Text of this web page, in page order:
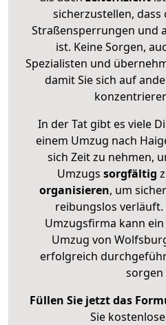
sicherzustellen, dass
Straßensperrungen und
ist. Keine Sorgen,
Spezialisten und
damit Sie sich auf
In der Tat gibt es viele
einem Umzug nach
sich Zeit zu nehmen,
Umzugs sorgfältig
organisieren, um
reibungslos
Umzugsfirma kann
Umzug von
erfolgreich
sorgen
Füllen Sie jetzt das
Sie